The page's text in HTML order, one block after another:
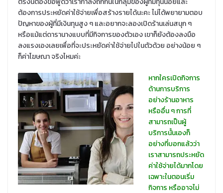
ต้องการประหยัดค่าใช้จ่ายเพื่อสร้างรายได้นะคะ ไม่ได้พยายามตอบ
ปัญหาของผู้ที่มีเงินทุนสูง ๆ และอยากจะลองเปิดร้านเล่นสนุก ๆ
หรือแม้แต่ดารานางแบบที่มีกิจการของตัวเอง เขาก็ยังต้องลงมือ
ลงแรงเองเลยเพื่อที่จะประหยัดค่าใช้จ่ายไปในตัวด้วย อย่างน้อย ๆ
ก็ค่าโฆษณา จริงไหมค่ะ
หากใครเปิดกิจการ
ด้านการบริการ
อย่างร้านอาหาร
หรืออื่น ๆ การที่
สามารถเป็นผู้
บริการนั้นเองก็
อย่างที่บอกแล้วว่า
เราสามารถประหยัด
ค่าใช้จ่ายได้มากโดย
เฉพาะในตอนเริ่ม
กิจการ หรืออาจไม่